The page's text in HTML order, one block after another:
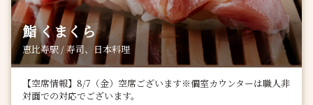
鮨 くまくら
恵比寿駅 / 寿司、日本料理
【空席情報】8/7（金）空席ございます※個室カウンターは職人非
対面での対応でございます。